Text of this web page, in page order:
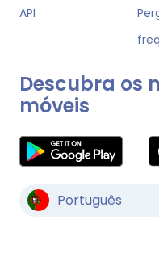
API
Descubra os
móveis
Português